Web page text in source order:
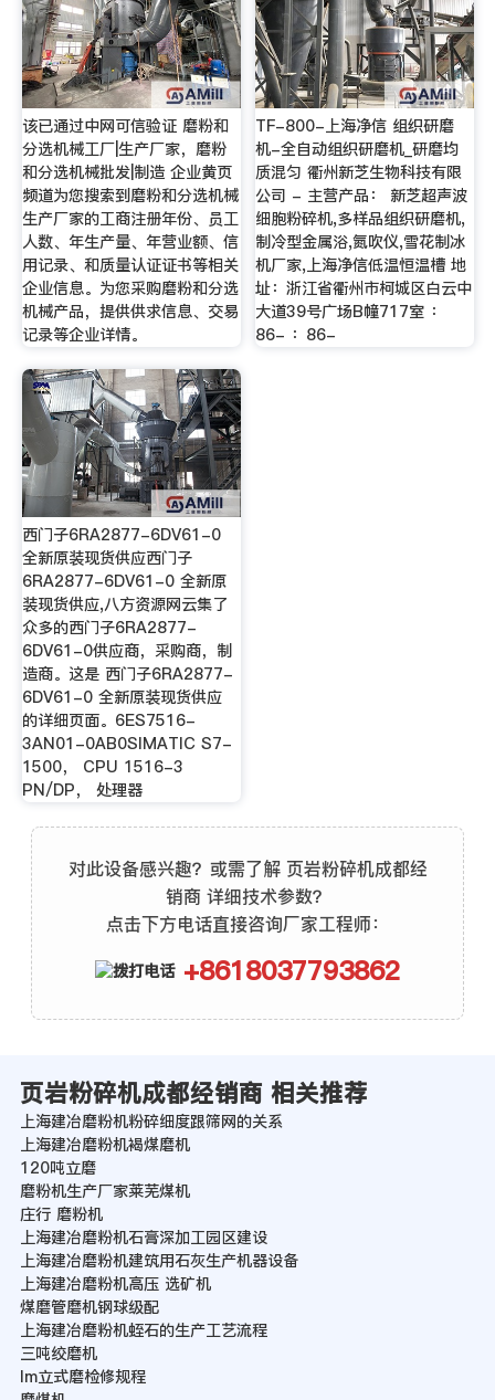
该已通过中网可信验证 磨粉和
分选机械工厂|生产厂家，磨粉
和分选机械批发|制造 企业黄页
频道为您搜索到磨粉和分选机械
生产厂家的工商注册年份、员工
人数、年生产量、年营业额、信
用记录、和质量认证证书等相关
企业信息。为您采购磨粉和分选
机械产品，提供供求信息、交易
记录等企业详情。
TF-800-上海净信 组织研磨
机-全自动组织研磨机_研磨均
质混匀 衢州新芝生物科技有限
公司 - 主营产品： 新芝超声波
细胞粉碎机,多样品组织研磨机,
制冷型金属浴,氮吹仪,雪花制冰
机厂家,上海净信低温恒温槽 地
址：浙江省衢州市柯城区白云中
大道39号广场B幢717室 ：
86- ：86-
西门子6RA2877-6DV61-0
全新原装现货供应西门子
6RA2877-6DV61-0 全新原
装现货供应,八方资源网云集了
众多的西门子6RA2877-
6DV61-0供应商，采购商，制
造商。这是 西门子6RA2877-
6DV61-0 全新原装现货供应
的详细页面。6ES7516-
3AN01-0AB0SIMATIC S7-
1500， CPU 1516-3
PN/DP， 处理器
对此设备感兴趣？或需了解 页岩粉碎机成都经
销商 详细技术参数？
点击下方电话直接咨询厂家工程师：
+8618037793862
页岩粉碎机成都经销商 相关推荐
上海建冶磨粉机粉碎细度跟筛网的关系
上海建冶磨粉机褐煤磨机
120吨立磨
磨粉机生产厂家莱芜煤机
庄行 磨粉机
上海建冶磨粉机石膏深加工园区建设
上海建冶磨粉机建筑用石灰生产机器设备
上海建冶磨粉机高压 选矿机
煤磨管磨机钢球级配
上海建冶磨粉机蛭石的生产工艺流程
三吨绞磨机
lm立式磨检修规程